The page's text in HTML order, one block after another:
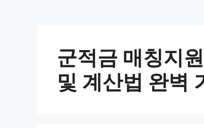
군적금 매칭지
및 계산법 완벽